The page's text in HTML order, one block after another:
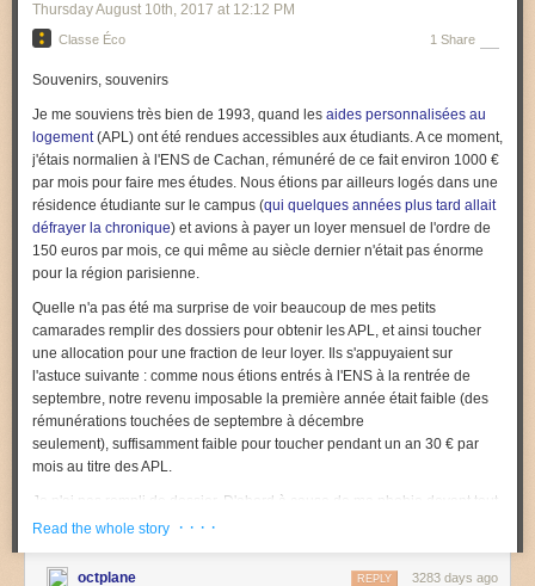
Thursday August 10th, 2017 at 12:12 PM
Classe Éco 1 Share
Souvenirs, souvenirs
Je me souviens très bien de 1993, quand les aides personnalisées au
logement(APL) ont été rendues accessibles aux étudiants. A ce moment,
j'étais normalien à l'ENS de Cachan, rémunéré de ce fait environ 1000 €
par mois pour faire mes études. Nous étions par ailleurs logés dans une
résidence étudiante sur le campus (qui quelques années plus tard allait
défrayer la chronique) et avions à payer un loyer mensuel de l'ordre de
150 euros par mois, ce qui même au siècle dernier n'était pas énorme
pour la région parisienne.
Quelle n'a pas été ma surprise de voir beaucoup de mes petits
camarades remplir des dossiers pour obtenir les APL, et ainsi toucher
une allocation pour une fraction de leur loyer. Ils s'appuyaient sur
l'astuce suivante : comme nous étions entrés à l'ENS à la rentrée de
septembre, notre revenu imposable la première année était faible (des
rémunérations touchées de septembre à décembre
seulement), suffisamment faible pour toucher pendant un an 30 € par
mois au titre des APL.
Je n'ai pas rempli de dossier. D'abord à cause de ma phobie devant tout
ce qui ressemble à un dossier administratif, qui m'a coûté cher à d'autres
déjà des étudiants extraordinairement favorisés, payés pour étudier
Read the whole story · · · ·
octplane 3283 days ago
REPLY